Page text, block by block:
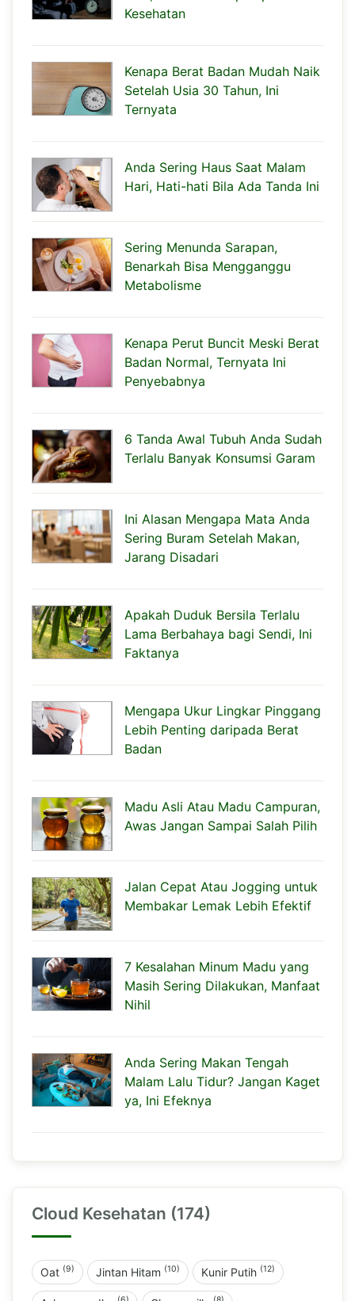
Kesehatan
Kenapa Berat Badan Mudah Naik
Setelah Usia 30 Tahun, Ini
Ternyata
Anda Sering Haus Saat Malam
Hari, Hati-hati Bila Ada Tanda Ini
Sering Menunda Sarapan,
Benarkah Bisa Mengganggu
Metabolisme
Kenapa Perut Buncit Meski Berat
Badan Normal, Ternyata Ini
Penyebabnya
6 Tanda Awal Tubuh Anda Sudah
Terlalu Banyak Konsumsi Garam
Ini Alasan Mengapa Mata Anda
Sering Buram Setelah Makan,
Jarang Disadari
Apakah Duduk Bersila Terlalu
Lama Berbahaya bagi Sendi, Ini
Faktanya
Mengapa Ukur Lingkar Pinggang
Lebih Penting daripada Berat
Badan
Madu Asli Atau Madu Campuran,
Awas Jangan Sampai Salah Pilih
Jalan Cepat Atau Jogging untuk
Membakar Lemak Lebih Efektif
7 Kesalahan Minum Madu yang
Masih Sering Dilakukan, Manfaat
Nihil
Anda Sering Makan Tengah
Malam Lalu Tidur? Jangan Kaget
ya, Ini Efeknya
Cloud Kesehatan (174)
Oat (9) Jintan Hitam (10) Kunir Putih (12)